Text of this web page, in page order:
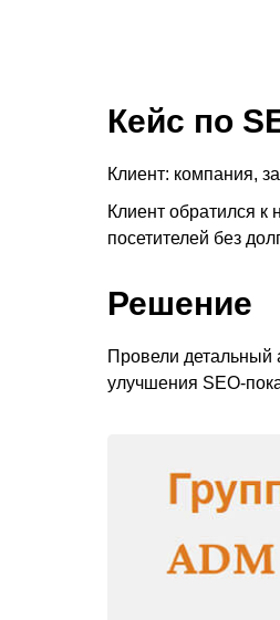
Кейс по
Клиент: компания,
Клиент обратился к
посетителей без
Решение
Провели детальный
улучшения SEO-